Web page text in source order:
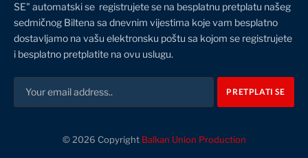
SE" automatski se registrujete se na besplatnu pretplatu našeg
sedmičnog Biltena sa dnevnim vijestima koje vam besplatno
dostavljamo na vašu elektronsku poštu sa kojom se registrujete
i besplatno pretplatite na ovu uslugu.
© 2026 Copyright Balkan Union Production